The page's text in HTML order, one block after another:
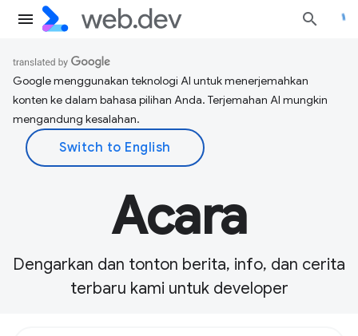
Google menggunakan teknologi AI untuk menerjemahkan
konten ke dalam bahasa pilihan Anda. Terjemahan AI mungkin
mengandung kesalahan.
Acara
Dengarkan dan tonton berita, info, dan cerita
terbaru kami untuk developer